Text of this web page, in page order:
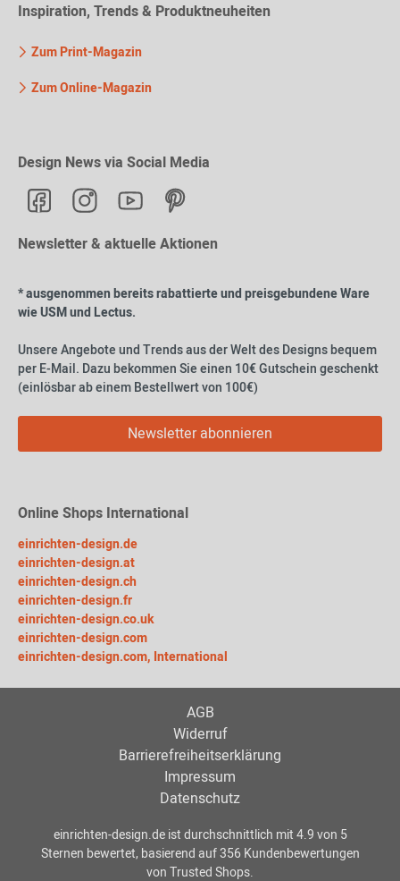
Inspiration, Trends & Produktneuheiten
Zum Print-Magazin
Zum Online-Magazin
Design News via Social Media
Newsletter & aktuelle Aktionen
* ausgenommen bereits rabattierte und preisgebundene Ware
wie USM und Lectus.
Unsere Angebote und Trends aus der Welt des Designs bequem
per E-Mail. Dazu bekommen Sie einen 10€ Gutschein geschenkt
(einlösbar ab einem Bestellwert von 100€)
Newsletter abonnieren
Online Shops International
einrichten-design.de
einrichten-design.at
einrichten-design.ch
einrichten-design.fr
einrichten-design.co.uk
einrichten-design.com
einrichten-design.com, International
AGB
Widerruf
Barrierefreiheitserklärung
Impressum
Datenschutz
einrichten-design.deist durchschnittlich mit4.9von 5
Sternen bewertet, basierend auf356Kundenbewertungen
von Trusted Shops.